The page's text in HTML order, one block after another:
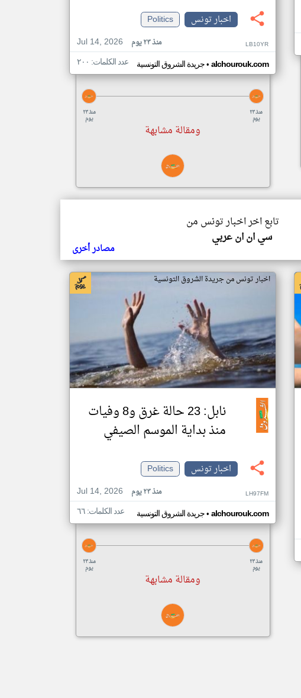
اخبار تونس
Politics
Jul 14, 2026
منذ ٢٣ يوم LB10YR
جريدة الشروق التونسية• alchourouk.com عدد الكلمات: ٢٠٠
منذ ٢٣
يوم
منذ ٢٣
يوم
ومقالة مشابهة
تابع اخر اخبار تونس من
سي ان ان عربي
مصادر أخرى
اخبار تونس من جريدة الشروق التونسية
نابل: 23 حالة غرق و8 وفيات
منذ بداية الموسم الصيفي
اخبار تونس
Politics
Jul 14, 2026
منذ ٢٣ يوم LH97FM
جريدة الشروق التونسية• alchourouk.com عدد الكلمات: ٦٦
منذ ٢٣
يوم
منذ ٢٣
يوم
ومقالة مشابهة